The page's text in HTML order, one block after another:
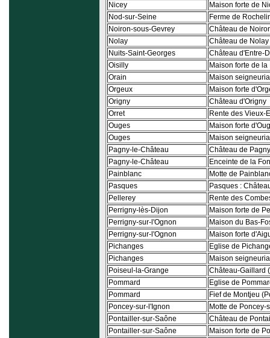
Nicey
Maison forte de
Nod-sur-Seine
Ferme de
Noiron-sous-Gevrey
Château de
Nolay
Château de Nolay
Nuits-Saint-Georges
Château d'Entre-
Oisilly
Maison forte de
Orain
Maison
Orgeux
Maison forte
Origny
Château d'Origny
Orret
Rente des Vieux-
Ouges
Maison forte
Ouges
Maison
Pagny-le-Château
Château de Pagny
Pagny-le-Château
Enceinte de la
Painblanc
Motte de
Pasques
Pasques :
Pellerey
Rente des
Perrigny-lès-Dijon
Maison forte de
Perrigny-sur-l'Ognon
Maison du Bas-
Perrigny-sur-l'Ognon
Maison forte
Pichanges
Eglise de
Pichanges
Maison
Poiseul-la-Grange
Château-Gaillard
Pommard
Eglise de
Pommard
Fief de Montjeu
Poncey-sur-l'Ignon
Motte de Poncey-
Pontailler-sur-Saône
Château de
Pontailler-sur-Saône
Maison forte de